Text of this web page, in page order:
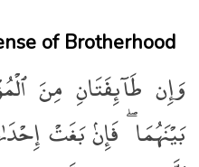
of Brotherhood
وَإِن طَآئِفَتَانِ مِنَ
بَيْنَهُمَا ۖ فَإِنۢ بَغَتْ